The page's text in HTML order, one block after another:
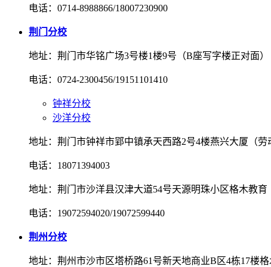
电话：0714-8988866/18007230900
荆门分校
地址：荆门市华铭广场3号楼1楼9号（B座写字楼正对面）
电话：0724-2300456/19151101410
钟祥分校
沙洋分校
地址：荆门市钟祥市郢中镇承天西路2号4楼燕兴大厦（劳
电话：18071394003
地址：荆门市沙洋县汉津大道54号天源明珠小区格木教育
电话：19072594020/19072599440
荆州分校
地址：荆州市沙市区塔桥路61号新天地商业B区4栋17楼格